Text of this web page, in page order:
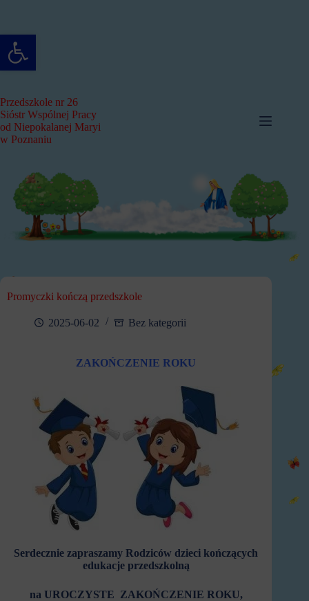
Otwórz pasek narzędzi
Przedszkole nr 26
Sióstr Wspólnej Pracy
od Niepokalanej Maryi
w Poznaniu
Promyczki kończą przedszkole
2025-06-02 Bez kategorii
ZAKOŃCZENIE ROKU
Serdecznie zapraszamy Rodziców dzieci kończących
edukacje przedszkolną
na UROCZYSTE ZAKOŃCZENIE ROKU,